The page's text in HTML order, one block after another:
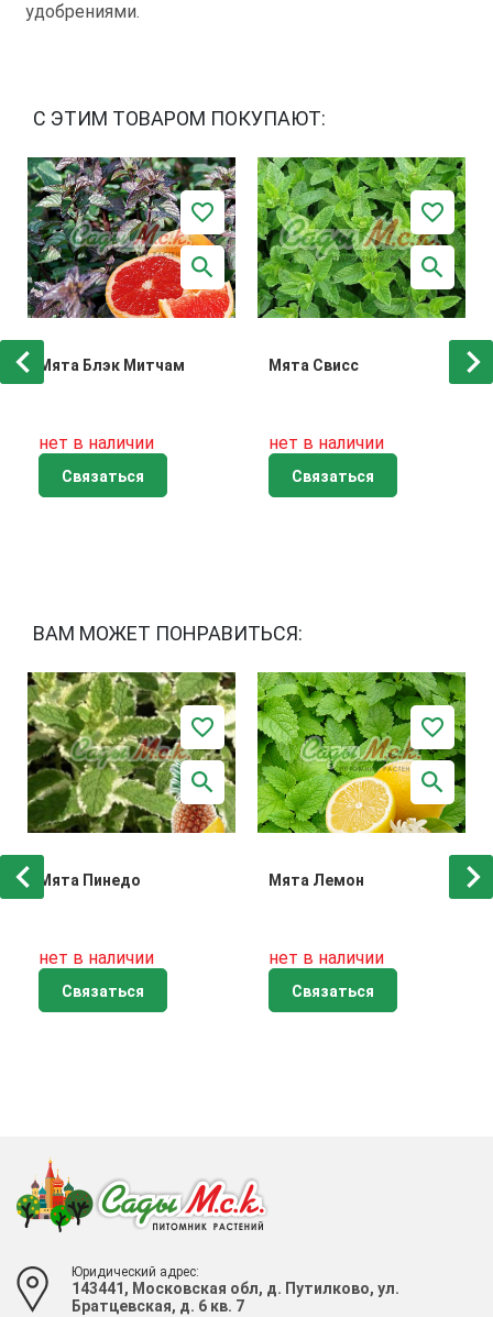
удобрениями.
С ЭТИМ ТОВАРОМ ПОКУПАЮТ:
Мята Блэк Митчам
нет в наличии
Связаться
Мята Свисс
нет в наличии
Связаться
ВАМ МОЖЕТ ПОНРАВИТЬСЯ:
Мята Пинедо
нет в наличии
Связаться
Мята Лемон
нет в наличии
Связаться
Юридический адрес:
143441, Московская обл, д. Путилково, ул.
Братцевская, д. 6 кв. 7